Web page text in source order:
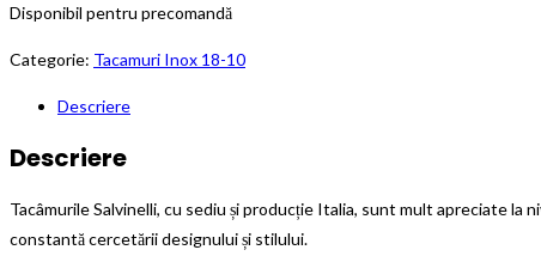
Disponibil pentru precomandă
Categorie: Tacamuri Inox 18-10
Descriere
Descriere
Tacâmurile Salvinelli, cu sediu și producție Italia, sunt mult apreciate la
constantă cercetării designului și stilului.